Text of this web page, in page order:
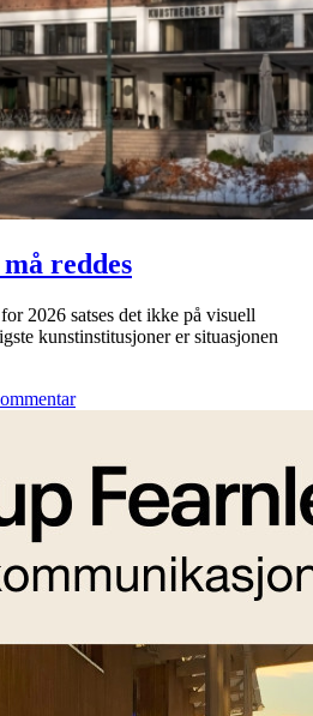
reddes
2026 satses det ikke på visuell
kunstinstitusjoner er situasjonen